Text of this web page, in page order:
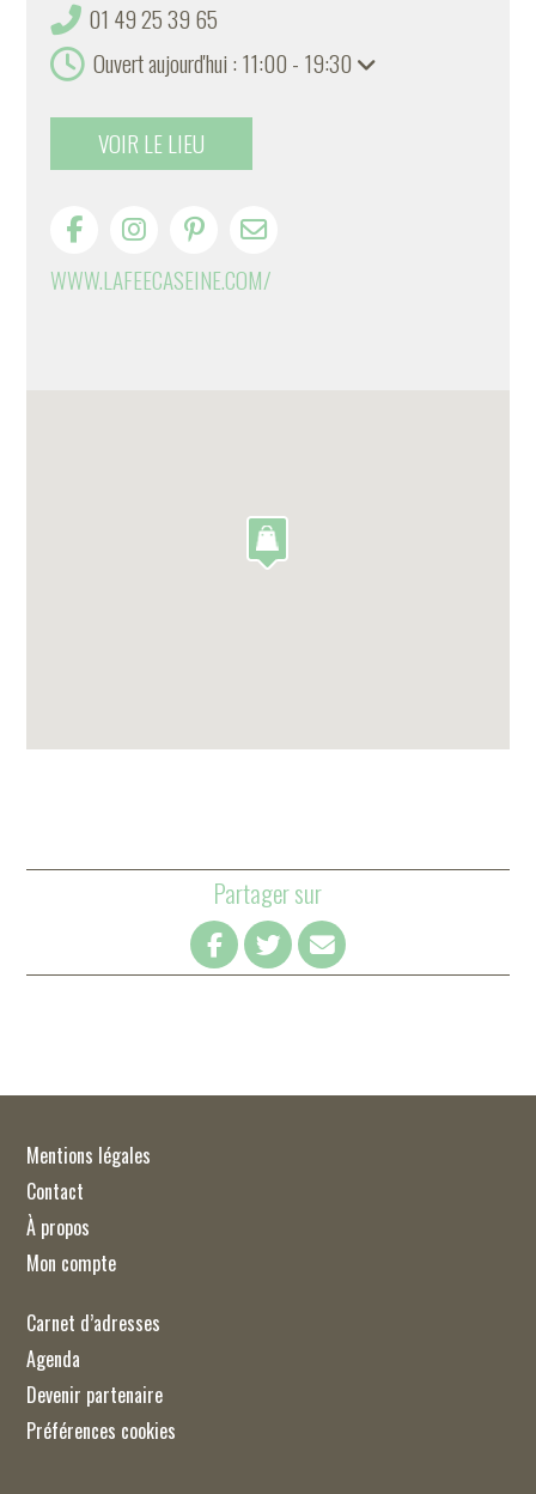
01 49 25 39 65
Ouvert aujourd'hui : 11:00 - 19:30
VOIR LE LIEU
WWW.LAFEECASEINE.COM/
Partager sur
Mentions légales
Contact
À propos
Mon compte
Carnet d’adresses
Agenda
Devenir partenaire
Préférences cookies